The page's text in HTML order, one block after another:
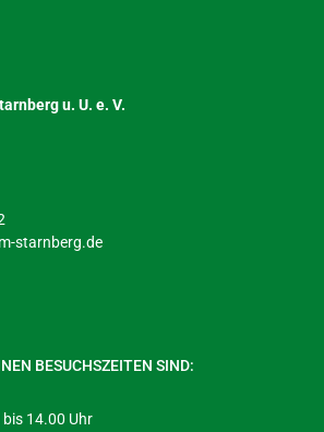
u. U. e. V.
starnberg.de
BESUCHSZEITEN SIND:
14.00 Uhr